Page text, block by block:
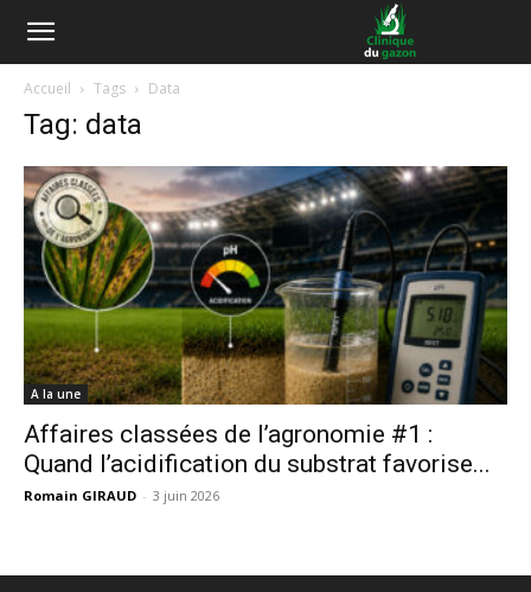
Accueil Tags Data
Tag: data
A la une
Affaires classées de l’agronomie #1 :
Quand l’acidification du substrat favorise...
Romain GIRAUD - 3 juin 2026